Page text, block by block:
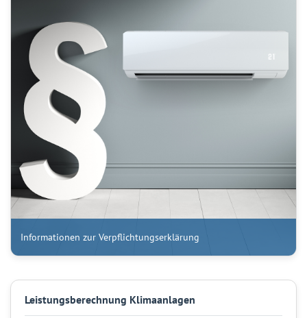
Informationen zur Verpflichtungserklärung
Leistungsberechnung Klimaanlagen